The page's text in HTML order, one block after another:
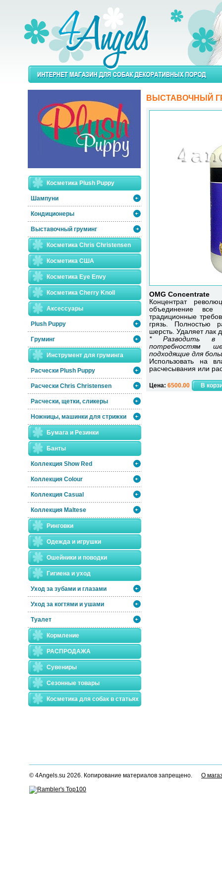
Косметика Plush Puppy
Шампуни
Кондиционеры
Выставочный груминг
Косметика Chris Christensen
Косметика США
Косметика Eye Envy
Косметика Сherry Knoll
Аксессуары
Plush Puppy
Груминг
Инструмент для груминга
Расчески Plush Puppy
Расчески Сhris Christensen
Расчески, щетки, сликеры
Ножницы, машинки для стрижки
Бумага и Резинки
Банты
Коллекция Show Red
Коллекция Colour
Коллекция Casual
Коллекция Maltese
Ринговки
Одежда и игрушки
Ошейники и поводки
Гигиена и уход
Уход за зубами и глазами
Уход за когтями и ушами
Туалет
Кормление
РАСПРОДАЖА
Сувениры
Сезонные товары
Косметика для собак в статьях
ВЫСТАВОЧНЫЙ
OMG Concentrate
Концентрат
объединение все
традиционные
грязь. Полностью
шерсть. Удаляет лак
* Разводить в
потребностям
подходящие для
Использовать на
расчесывания или
Цена: 6500.00
© 4Angels.su 2026. Копирование материалов запрещено. О